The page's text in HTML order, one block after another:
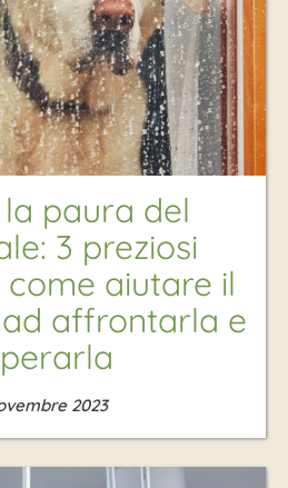
paura del
3 preziosi
come aiutare il
affrontarla e
2023